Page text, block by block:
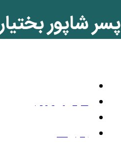
پسر شاپور
مارس 2, 2016
بدون نظر